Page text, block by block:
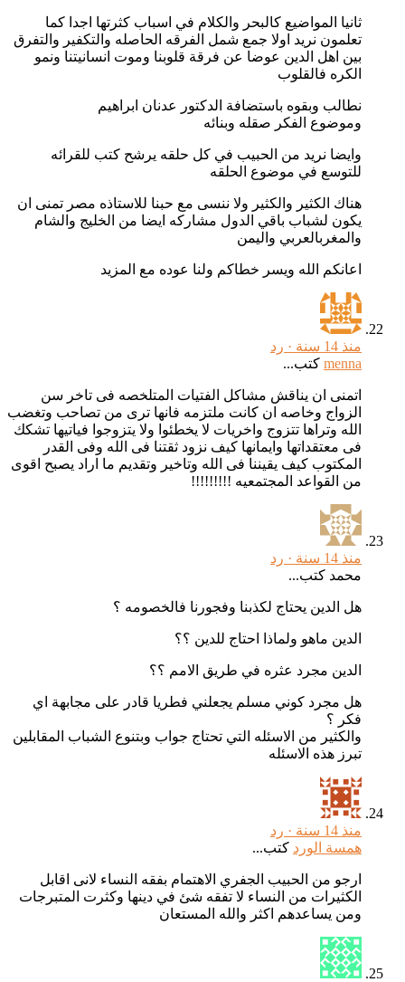
ثانيا المواضيع كالبحر والكلام في اسباب كثرتها اجدا كما
تعلمون نريد اولا جمع شمل الفرقه الحاصله والتكفير والتفرق
بين اهل الدين عوضا عن فرقة قلوبنا وموت انسانيتنا ونمو
الكره فالقلوب
نطالب وبقوه باستضافة الدكتور عدنان ابراهيم
وموضوع الفكر صقله وبنائه
وايضا نريد من الحبيب في كل حلقه يرشح كتب للقرائه
للتوسع في موضوع الحلقه
هناك الكثير والكثير ولا ننسى مع حبنا للاستاذه مصر تمنى ان
يكون لشباب باقي الدول مشاركه ايضا من الخليج والشام
والمغربالعربي واليمن
اعانكم الله ويسر خطاكم ولنا عوده مع المزيد
رد
mennaكتب...
اتمنى ان يناقش مشاكل الفتيات المتلخصه فى تاخر سن
الزواج وخاصه ان كانت ملتزمه فانها ترى من تصاحب وتغضب
الله وتراها تتزوج واخريات لا يخطئوا ولا يتزوجوا فياتيها تشكك
فى معتقداتها وايمانها كيف نزود ثقتنا فى الله وفى القدر
المكتوب كيف يقيننا فى الله وتاخير وتقديم ما اراد يصبح اقوى
من القواعد المجتمعيه !!!!!!!!!
رد
محمد كتب...
هل الدين يحتاج لكذبنا وفجورنا فالخصومه ؟
الدين ماهو ولماذا احتاج للدين ؟؟
الدين مجرد عثره في طريق الامم ؟؟
هل مجرد كوني مسلم يجعلني فطريا قادر على مجابهة اي
فكر ؟
والكثير من الاسئله التي تحتاج جواب وبتنوع الشباب المقابلين
تبرز هذه الاسئله
رد
همسة الورد كتب...
ارجو من الحبيب الجفري الاهتمام بفقه النساء لانى اقابل
الكثيرات من النساء لا تفقه شئ في دينها وكثرت المتبرجات
ومن يساعدهم اكثر والله المستعان